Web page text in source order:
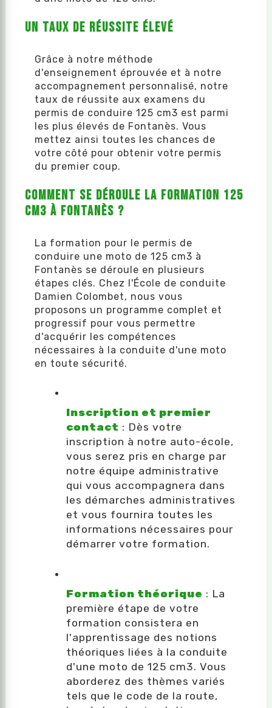
Un taux de réussite élevé
Grâce à notre méthode
d'enseignement éprouvée et à notre
accompagnement personnalisé, notre
taux de réussite aux examens du
permis de conduire 125 cm3 est parmi
les plus élevés de Fontanès. Vous
mettez ainsi toutes les chances de
votre côté pour obtenir votre permis
du premier coup.
Comment se déroule la formation 125
cm3 à Fontanès ?
La formation pour le permis de
conduire une moto de 125 cm3 à
Fontanès se déroule en plusieurs
étapes clés. Chez l'École de conduite
Damien Colombet, nous vous
proposons un programme complet et
progressif pour vous permettre
d'acquérir les compétences
nécessaires à la conduite d'une moto
en toute sécurité.
Inscription et premier
contact : Dès votre
inscription à notre auto-école,
vous serez pris en charge par
notre équipe administrative
qui vous accompagnera dans
les démarches administratives
et vous fournira toutes les
informations nécessaires pour
démarrer votre formation.
Formation théorique : La
première étape de votre
formation consistera en
l'apprentissage des notions
théoriques liées à la conduite
d'une moto de 125 cm3. Vous
aborderez des thèmes variés
tels que le code de la route,